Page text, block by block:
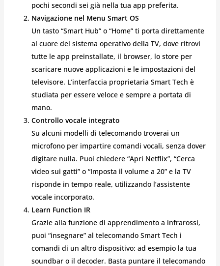
pochi secondi sei già nella tua app preferita.
Navigazione nel Menu Smart OS
Un tasto “Smart Hub” o “Home” ti porta direttamente
al cuore del sistema operativo della TV, dove ritrovi
tutte le app preinstallate, il browser, lo store per
scaricare nuove applicazioni e le impostazioni del
televisore. L’interfaccia proprietaria Smart Tech è
studiata per essere veloce e sempre a portata di
mano.
Controllo vocale integrato
Su alcuni modelli di telecomando troverai un
microfono per impartire comandi vocali, senza dover
digitare nulla. Puoi chiedere “Apri Netflix”, “Cerca
video sui gatti” o “Imposta il volume a 20” e la TV
risponde in tempo reale, utilizzando l’assistente
vocale incorporato.
Learn Function IR
Grazie alla funzione di apprendimento a infrarossi,
puoi “insegnare” al telecomando Smart Tech i
comandi di un altro dispositivo: ad esempio la tua
soundbar o il decoder. Basta puntare il telecomando